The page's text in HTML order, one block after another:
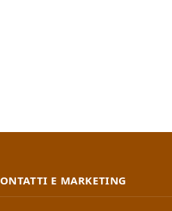
E MARKETING